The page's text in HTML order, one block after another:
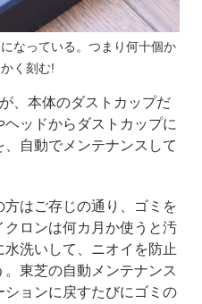
なっている。つまり何十個か
く刻む!
、本体のダストカップだ
ッドからダストカップに
自動でメンテナンスして
はご存じの通り、ゴミを
ロンは何カ月か使うと汚
洗いして、ニオイを防止
東芝の自動メンテナンス
ョンに戻すたびにゴミの